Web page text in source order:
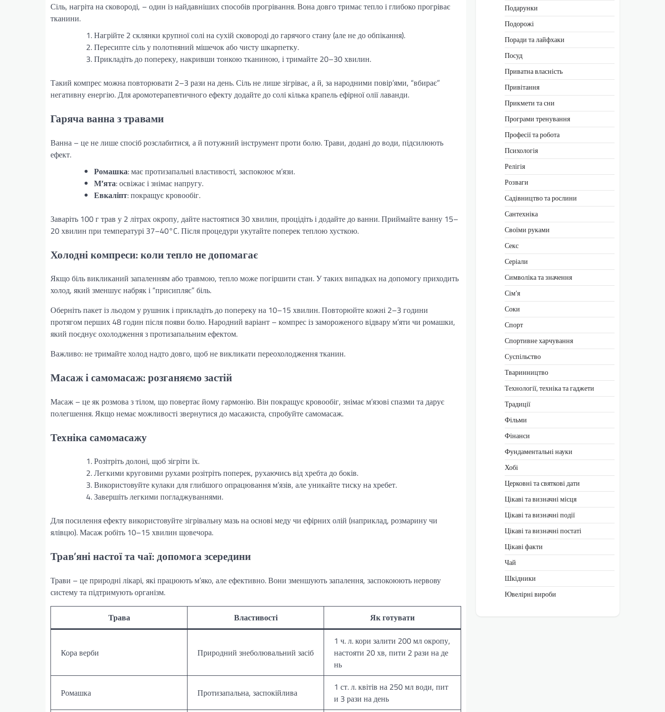
Сіль, нагріта на сковороді, – один із найдавніших способів прогрівання. Вона довго тримає тепло і глибоко прогріває
тканини.
Нагрійте 2 склянки крупної солі на сухій сковороді до гарячого стану (але не до обпікання).
Пересипте сіль у полотняний мішечок або чисту шкарпетку.
Прикладіть до попереку, накривши тонкою тканиною, і тримайте 20–30 хвилин.
Такий компрес можна повторювати 2–3 рази на день. Сіль не лише зігріває, а й, за народними повір’ями, “вбирає”
негативну енергію. Для аромотерапевтичного ефекту додайте до солі кілька крапель ефірної олії лаванди.
Гаряча ванна з травами
Ванна – це не лише спосіб розслабитися, а й потужний інструмент проти болю. Трави, додані до води, підсилюють
ефект.
Ромашка: має протизапальні властивості, заспокоює м’язи.
М’ята: освіжає і знімає напругу.
Евкаліпт: покращує кровообіг.
Заваріть 100 г трав у 2 літрах окропу, дайте настоятися 30 хвилин, процідіть і додайте до ванни. Приймайте ванну 15–
20 хвилин при температурі 37–40°C. Після процедури укутайте поперек теплою хусткою.
Холодні компреси: коли тепло не допомагає
Якщо біль викликаний запаленням або травмою, тепло може погіршити стан. У таких випадках на допомогу приходить
холод, який зменшує набряк і “присипляє” біль.
Оберніть пакет із льодом у рушник і прикладіть до попереку на 10–15 хвилин. Повторюйте кожні 2–3 години
протягом перших 48 годин після появи болю. Народний варіант – компрес із замороженого відвару м’яти чи ромашки,
який поєднує охолодження з протизапальним ефектом.
Важливо: не тримайте холод надто довго, щоб не викликати переохолодження тканин.
Масаж і самомасаж: розганяємо застій
Масаж – це як розмова з тілом, що повертає йому гармонію. Він покращує кровообіг, знімає м’язові спазми та дарує
полегшення. Якщо немає можливості звернутися до масажиста, спробуйте самомасаж.
Техніка самомасажу
Розітріть долоні, щоб зігріти їх.
Легкими круговими рухами розітріть поперек, рухаючись від хребта до боків.
Використовуйте кулаки для глибшого опрацювання м’язів, але уникайте тиску на хребет.
Завершіть легкими погладжуваннями.
Для посилення ефекту використовуйте зігрівальну мазь на основі меду чи ефірних олій (наприклад, розмарину чи
ялівцю). Масаж робіть 10–15 хвилин щовечора.
Трав’яні настої та чаї: допомога зсередини
Трави – це природні лікарі, які працюють м’яко, але ефективно. Вони зменшують запалення, заспокоюють нервову
систему та підтримують організм.
Трава Властивості Як готувати
Кора верби Природний знеболювальний засіб
1 ч. л. кори залити 200 мл окропу,
настояти 20 хв, пити 2 рази на де
нь
Ромашка Протизапальна, заспокійлива
1 ст. л. квітів на 250 мл води, пит
и 3 рази на день
Подарунки
Подорожі
Поради та лайфхаки
Посуд
Приватна власність
Привітання
Прикмети та сни
Програми тренування
Професії та робота
Психологія
Релігія
Розваги
Садівництво та рослини
Сантехніка
Своїми руками
Секс
Серіали
Символіка та значення
Сім’я
Соки
Спорт
Спортивне харчування
Суспільство
Тваринництво
Технології, техніка та гаджети
Традиції
Фільми
Фінанси
Фундаментальні науки
Хобі
Церковні та святкові дати
Цікаві та визначні місця
Цікаві та визначні події
Цікаві та визначні постаті
Цікаві факти
Чай
Шкідники
Ювелірні вироби